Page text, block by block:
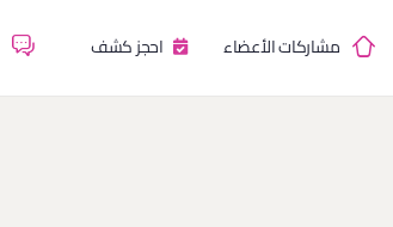
مشاركات الأعضاء احجز كشف